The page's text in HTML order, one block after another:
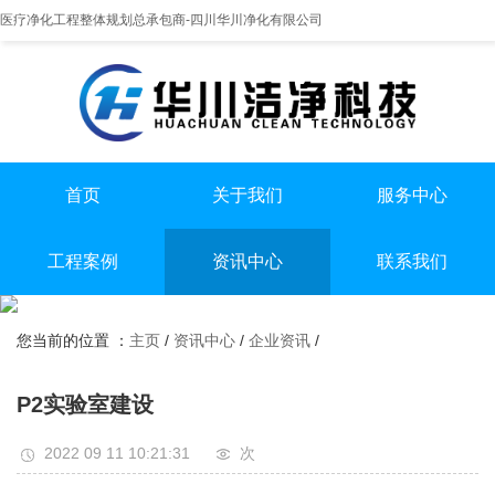
医疗净化工程整体规划总承包商-四川华川净化有限公司
提供实医疗净化整体解决方案
首页 关于我们 服务中心
手术室净化装修
实验室净化装修
工程案例
无尘车间
资讯中心 联系我们
您当前的位置 ： 主页 / 资讯中心 / 企业资讯 /
P2实验室建设
2022 09 11 10:21:31 次